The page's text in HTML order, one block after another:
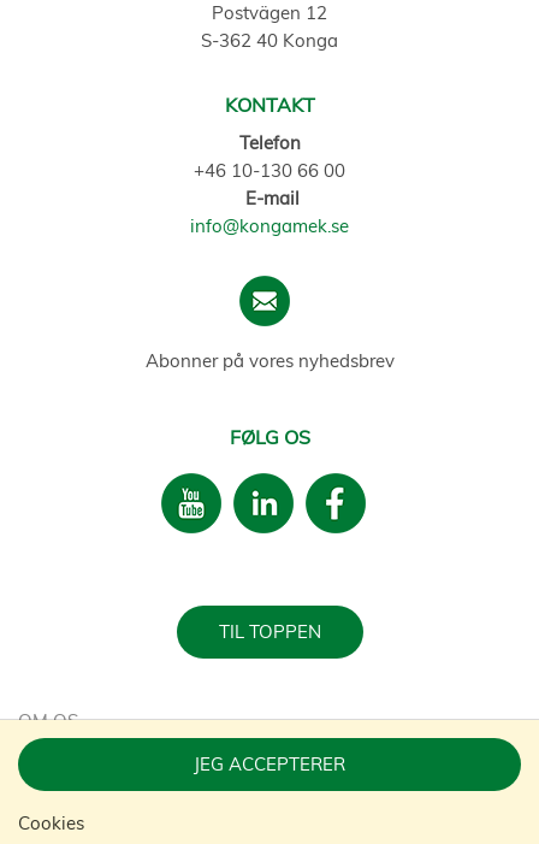
JEG ACCEPTERER
Cookies
Postvägen 12
S-362 40 Konga
KONTAKT
Telefon
+46 10-130 66 00
E-mail
info@kongamek.se
Abonner på vores nyhedsbrev
FØLG OS
TIL TOPPEN
OM OS
KARRIERE
BÆREDYGTIGHED